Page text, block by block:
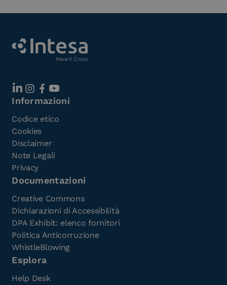
Informazioni
Codice etico
Cookies
Disclaimer
Note Legali
Privacy
Documentazioni
Creative Commons
Dichiarazioni di Accessibilità
DPA Exhibit: elenco fornitori
Politica Anticorruzione
WhistleBlowing
Esplora
Help Desk